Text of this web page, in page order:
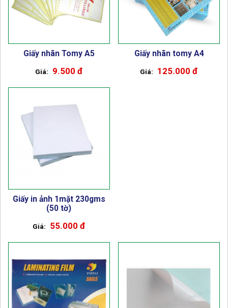
Giấy nhãn Tomy A5
9.500 đ
Giấy nhãn tomy A4
125.000 đ
Giấy in ảnh 1mặt 230gms
(50 tờ)
55.000 đ